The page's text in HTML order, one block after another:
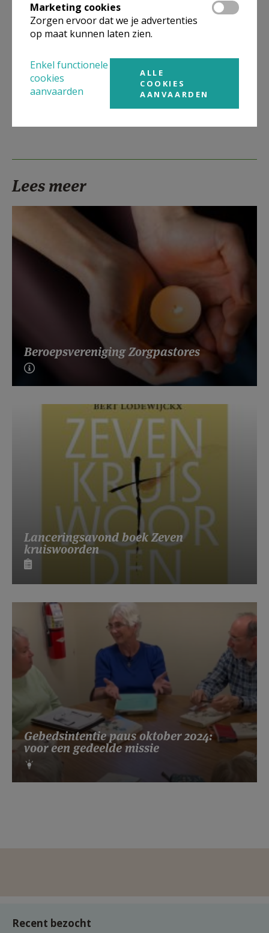
Deel dit artikel
Lees meer
Beroepsvereniging Zorgpastores
Lanceringsavond boek Zeven
kruiswoorden
Gebedsintentie paus oktober 2024:
voor een gedeelde missie
Recent bezocht
Marketing cookies
Zorgen ervoor dat we je advertenties
op maat kunnen laten zien.
Enkel functionele
cookies
aanvaarden
ALLE
COOKIES
AANVAARDEN